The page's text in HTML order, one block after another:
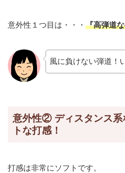
意外性１つ目は・・・ 『高弾道
風に負けない弾道！
意外性② ディスタンス系
トな打感！
打感は非常にソフトです。